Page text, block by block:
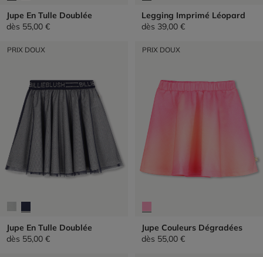
Jupe En Tulle Doublée
dès 55,00 €
Legging Imprimé Léopard
dès 39,00 €
PRIX DOUX
Jupe En Tulle Doublée
dès 55,00 €
PRIX DOUX
Jupe Couleurs Dégradées
dès 55,00 €